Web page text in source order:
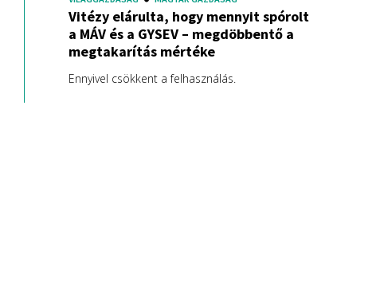
Vitézy elárulta, hogy mennyit spórolt
a MÁV és a GYSEV – megdöbbentő a
megtakarítás mértéke
Ennyivel csökkent a felhasználás.